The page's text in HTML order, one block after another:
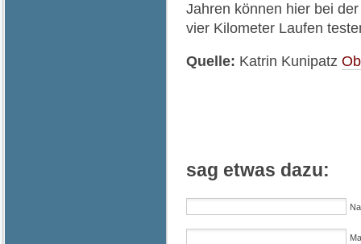
Jahren können hier bei
vier Kilometer Laufen
Quelle: Katrin Kunipatz
sag etwas dazu: